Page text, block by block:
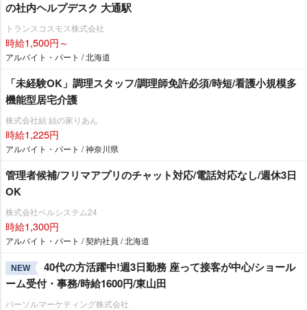
の社内ヘルプデスク 大通駅
トランスコスモス株式会社
時給1,500円～
アルバイト・パート / 北海道
「未経験OK」調理スタッフ/調理師免許必須/時短/看護小規模多
機能型居宅介護
株式会社結 結の家りあん
時給1,225円
アルバイト・パート / 神奈川県
管理者候補/フリマアプリのチャット対応/電話対応なし/週休3日
OK
株式会社ベルシステム24
時給1,300円
アルバイト・パート / 契約社員 / 北海道
NEW
40代の方活躍中!週3日勤務 座って接客が中心/ショール
ーム受付・事務/時給1600円/東山田
パーソルマーケティング株式会社